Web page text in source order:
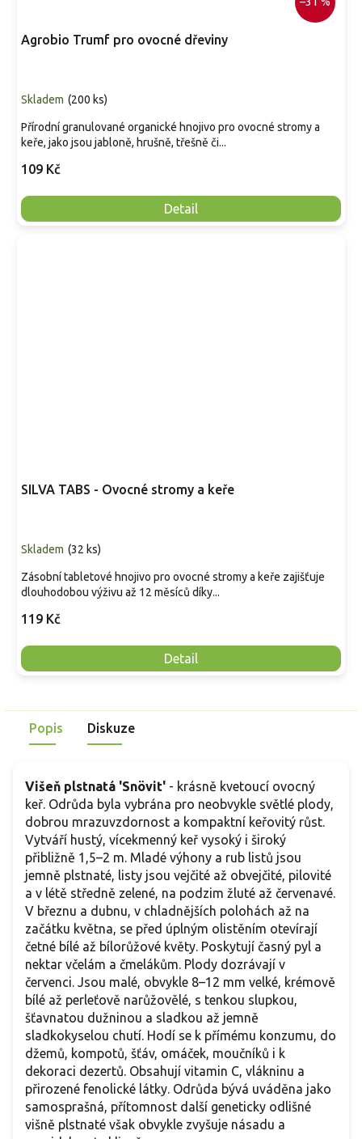
Agrobio Trumf pro ovocné dřeviny
Skladem (200 ks)
109 Kč
Detail
Přírodní granulované organické hnojivo pro ovocné stromy a
keře, jako jsou jabloně, hrušně, třešně či...
SILVA TABS - Ovocné stromy a keře
Skladem (32 ks)
119 Kč
Detail
Zásobní tabletové hnojivo pro ovocné stromy a keře zajišťuje
dlouhodobou výživu až 12 měsíců díky...
Popis Diskuze
Višeň plstnatá 'Snövit' - krásně kvetoucí ovocný
keř. Odrůda byla vybrána pro neobvykle světlé plody,
dobrou mrazuvzdornost a kompaktní keřovitý růst.
Vytváří hustý, vícekmenný keř vysoký i široký
přibližně 1,5–2 m. Mladé výhony a rub listů jsou
jemně plstnaté, listy jsou vejčité až obvejčité, pilovité
a v létě středně zelené, na podzim žluté až červenavé.
V březnu a dubnu, v chladnějších polohách až na
začátku května, se před úplným olistěním otevírají
četné bílé až bílorůžové květy. Poskytují časný pyl a
nektar včelám a čmelákům. Plody dozrávají v
červenci. Jsou malé, obvykle 8–12 mm velké, krémově
bílé až perleťově narůžovělé, s tenkou slupkou,
šťavnatou dužninou a sladkou až jemně
sladkokyselou chutí. Hodí se k přímému konzumu, do
džemů, kompotů, šťáv, omáček, moučníků i k
dekoraci dezertů. Obsahují vitamin C, vlákninu a
přirozené fenolické látky. Odrůda bývá uváděna jako
samosprašná, přítomnost další geneticky odlišné
višně plstnaté však obvykle zvyšuje násadu a